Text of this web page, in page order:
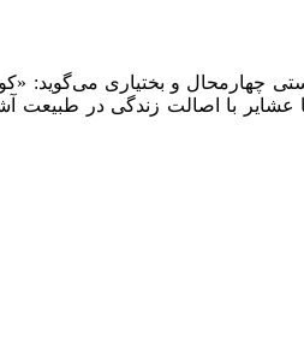
و صنایع‌دستی چهارمحال و بختیاری
با اصالت زندگی در طبیعت